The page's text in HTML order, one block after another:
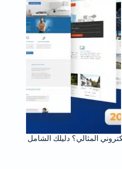
المثالي؟ دليلك الشامل